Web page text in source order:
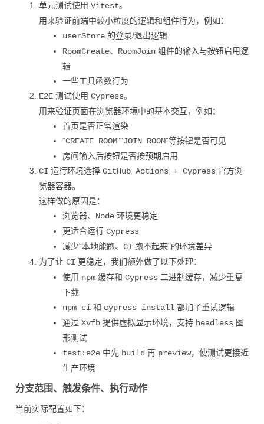
单元测试使用 Vitest。
用来验证前端中较小粒度的逻辑和组件行为，例如：
userStore 的登录/退出逻辑
RoomCreate、 RoomJoin 组件的输入与按钮启用逻
辑
一些工具函数行为
E2E 测试使用 Cypress。
用来验证页面在浏览器环境中的基本交互，例如：
首页是否正常渲染
“CREATE ROOM”“JOIN ROOM”等按钮是否可见
房间输入后按钮是否按预期启用
CI 运行环境选择 GitHub Actions + Cypress 官方浏
览器容器。
这样做的原因是：
浏览器、 Node 环境更稳定
更适合运行 Cypress
减少“本地能跑、 CI 跑不起来”的环境差异
为了让 CI 更稳定，我们额外做了以下处理：
使用 npm 缓存和 Cypress 二进制缓存，减少重复
下载
npm ci 和 cypress install 都加了重试逻辑
通过 Xvfb 提供虚拟显示环境，支持 headless 图
形测试
test:e2e 中先 build 再 preview，使测试更接近
生产环境
分支范围、触发条件、执行动作
当前实际配置如下：